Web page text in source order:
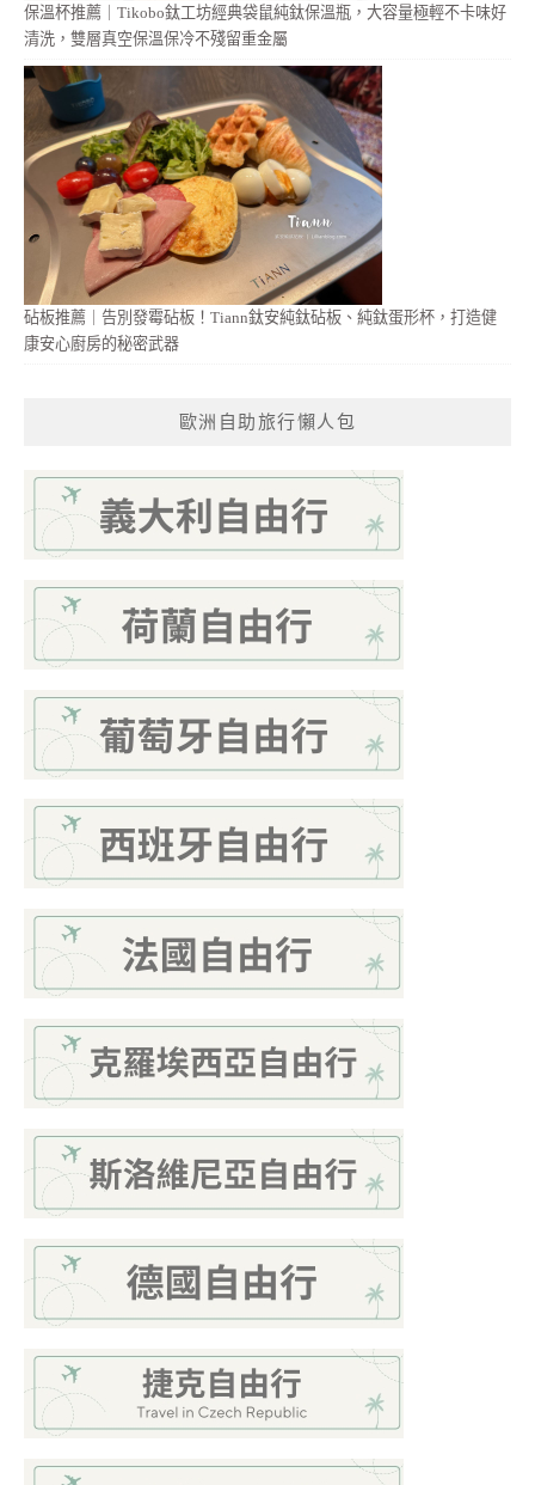
保溫杯推薦｜Tikobo鈦工坊經典袋鼠純鈦保溫瓶，大容量極輕不卡味好
清洗，雙層真空保溫保冷不殘留重金屬
砧板推薦｜告別發霉砧板！Tiann鈦安純鈦砧板、純鈦蛋形杯，打造健
康安心廚房的秘密武器
歐洲自助旅行懶人包